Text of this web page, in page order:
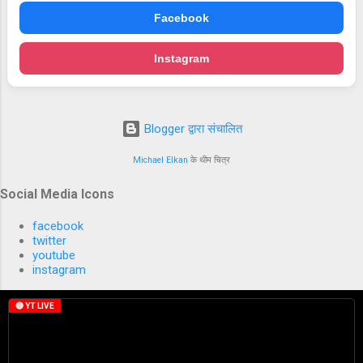
Facebook
Instagram
Blogger द्वारा संचालित
Michael Elkan के थीम चित्र
Social Media Icons
facebook
twitter
youtube
instagram
🔴 YT LIVE